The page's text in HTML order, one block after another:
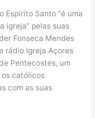
Espírito Santo “é uma
igreja” pelas suas
Fonseca Mendes
rádio Igreja Açores
Pentecostes, um
católicos
com as suas